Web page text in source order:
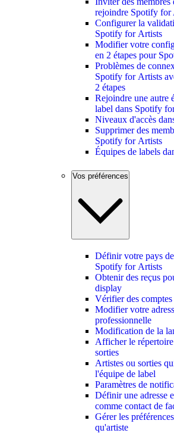
rejoindre Spotify for
Configurer la
Spotify for Artists
Modifier votre
en 2 étapes pour
Problèmes de
Spotify for Artists
2 étapes
Rejoindre une autre
label dans Spotify
Niveaux d'accès
Supprimer des
Spotify for Artists
Équipes de labels
Vos préférences
Définir votre pays
Spotify for Artists
Obtenir des reçus
display
Vérifier des comptes
Modifier votre
professionnelle
Modification de la
Afficher le
sorties
Artistes ou sorties
l'équipe de label
Paramètres de
Définir une adresse
comme contact de
Gérer les
qu'artiste